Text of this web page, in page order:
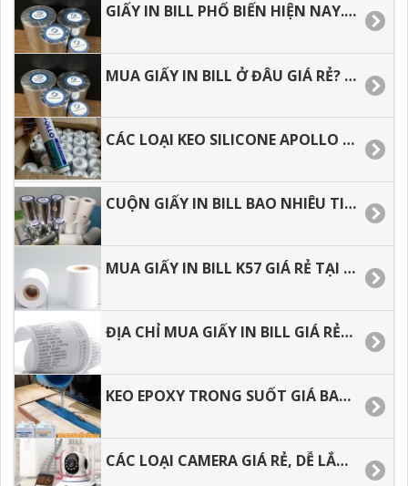
GIẤY IN BILL PHỔ BIẾN HIỆN NAY. TƯ VẤN MẪU GIẤY PHÙ HỌP
MUA GIẤY IN BILL Ở ĐÂU GIÁ RẺ? GIẤY IN ĐƯỢC SỬ DỤNG NHƯ THẾ NÀO.
CÁC LOẠI KEO SILICONE APOLLO HIỆN NAY, LIÊN HỆ MUA HÀNG SỈ LẺ
CUỘN GIẤY IN BILL BAO NHIÊU TIỀN, ĐỊA CHỈ MUA SỈ LẺ TẠI HCM
MUA GIẤY IN BILL K57 GIÁ RẺ TẠI HCM, GIAO HÀNG NHANH
ĐỊA CHỈ MUA GIẤY IN BILL GIÁ RẺ, GIAO HÀNG NHANH MUA BAO NHIÊU CŨNG CÓ.
KEO EPOXY TRONG SUỐT GIÁ BAO NHIÊU, ĐỊA CHỈ MUA HÀNG GIÁ RẺ TẠI HCM.
CÁC LOẠI CAMERA GIÁ RẺ, DỄ LẮP DẶT CHO GIA ĐÌNH.